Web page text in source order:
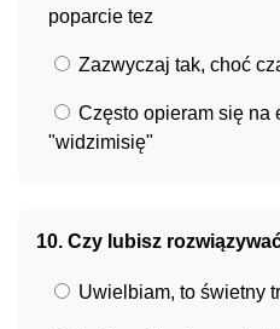
poparcie tez
Zazwyczaj tak, choć
Często opieram się na
"widzimisię"
10. Czy lubisz
Uwielbiam, to świetny